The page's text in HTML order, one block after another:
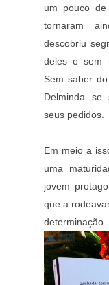
um pouco
tornaram
descobriu
deles e sem
Sem saber
Delminda se
seus pedidos.
Em meio a
uma
jovem
que a
determinação.